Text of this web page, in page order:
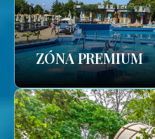
ZÓNA PREMIUM